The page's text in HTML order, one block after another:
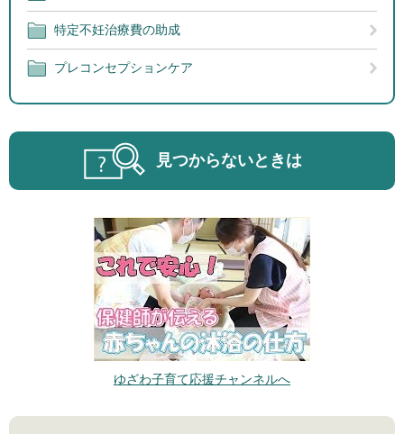
特定不妊治療費の助成
プレコンセプションケア
見つからないときは
ゆざわ子育て応援チャンネルへ